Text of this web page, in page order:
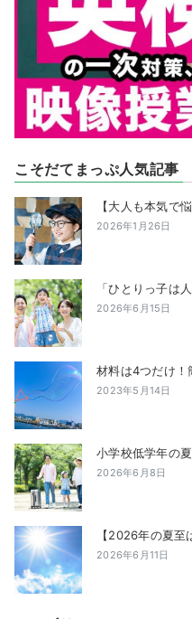
こそだてまっぷ人気記事
【大人も本気で
2026年1月26日
「ひとりっ子は
2026年6月15日
材料は4つだけ！
2023年5月14日
小学校低学年の
2026年6月8日
【2026年の夏
2026年6月11日